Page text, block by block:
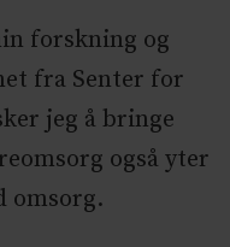
forskning og
fra Senter for
jeg å bringe
også yter
omsorg.